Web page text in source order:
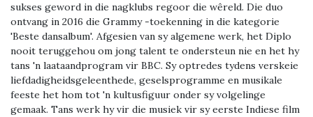
sukses geword in die nagklubs regoor die wêreld. Die duo
ontvang in 2016 die Grammy -toekenning in die kategorie
'Beste dansalbum'. Afgesien van sy algemene werk, het Diplo
nooit teruggehou om jong talent te ondersteun nie en het hy
tans 'n laataandprogram vir BBC. Sy optredes tydens verskeie
liefdadigheidsgeleenthede, geselsprogramme en musikale
feeste het hom tot 'n kultusfiguur onder sy volgelinge
gemaak. Tans werk hy vir die musiek vir sy eerste Indiese film